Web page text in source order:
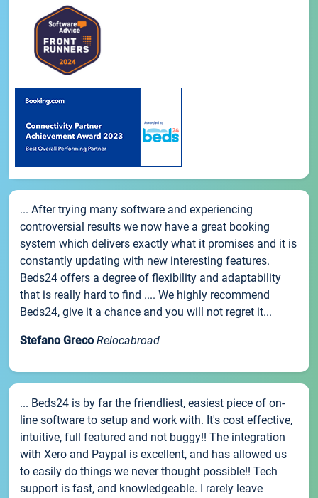
... After trying many software and experiencing
controversial results we now have a great booking
system which delivers exactly what it promises and it is
constantly updating with new interesting features.
Beds24 offers a degree of flexibility and adaptability
that is really hard to find .... We highly recommend
Beds24, give it a chance and you will not regret it...
Stefano Greco Relocabroad
... Beds24 is by far the friendliest, easiest piece of on-
line software to setup and work with. It's cost effective,
intuitive, full featured and not buggy!! The integration
with Xero and Paypal is excellent, and has allowed us
to easily do things we never thought possible!! Tech
support is fast, and knowledgeable. I rarely leave